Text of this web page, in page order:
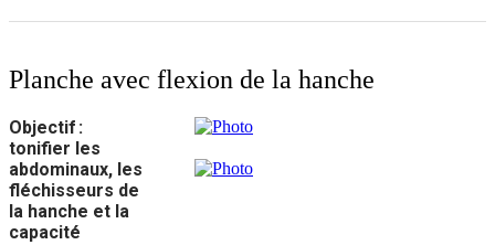
Planche avec flexion de la hanche
Objectif :
tonifier les
abdominaux, les
fléchisseurs de
la hanche et la
capacité